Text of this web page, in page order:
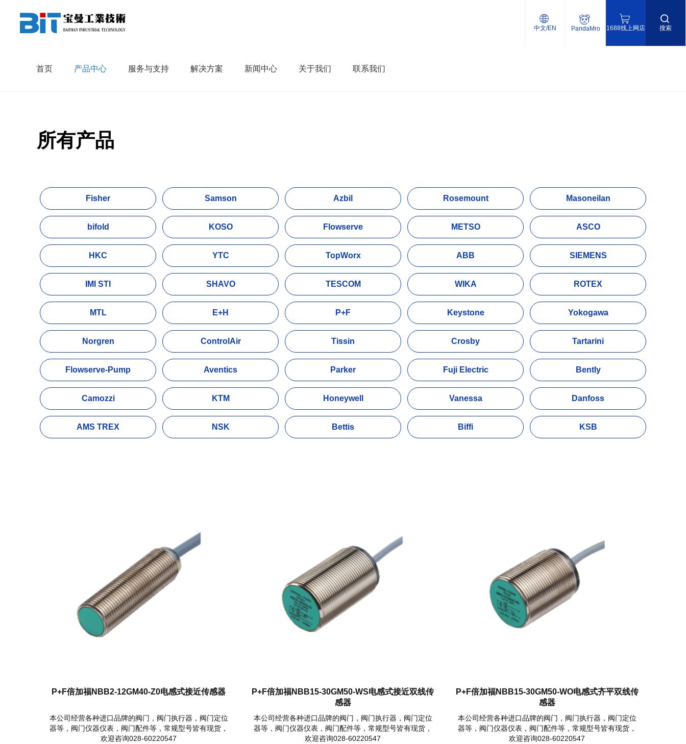
中文/EN PandaMro 1688线上网店 搜索
首页 产品中心 服务与支持 解决方案 新闻中心 关于我们 联系我们
首页 产品中心»P+F
所有产品
Fisher Samson Azbil Rosemount Masoneilan
bifold KOSO Flowserve METSO ASCO
HKC YTC TopWorx ABB SIEMENS
IMI STI SHAVO TESCOM WIKA ROTEX
MTL E+H P+F Keystone Yokogawa
Norgren ControlAir Tissin Crosby Tartarini
Flowserve-Pump Aventics Parker Fuji Electric Bently
Camozzi KTM Honeywell Vanessa Danfoss
AMS TREX NSK Bettis Biffi KSB
P+F倍加福NBB2-12GM40-Z0电感式接近传感器
本公司经营各种进口品牌的阀门，阀门执行器，阀门定位
器等，阀门仪器仪表，阀门配件等，常规型号皆有现货，
欢迎咨询028-60220547
P+F倍加福NBB15-30GM50-WS电感式接近双线传
感器
本公司经营各种进口品牌的阀门，阀门执行器，阀门定位
器等，阀门仪器仪表，阀门配件等，常规型号皆有现货，
欢迎咨询028-60220547
P+F倍加福NBB15-30GM50-WO电感式齐平双线传
感器
本公司经营各种进口品牌的阀门，阀门执行器，阀门定位
器等，阀门仪器仪表，阀门配件等，常规型号皆有现货，
欢迎咨询028-60220547